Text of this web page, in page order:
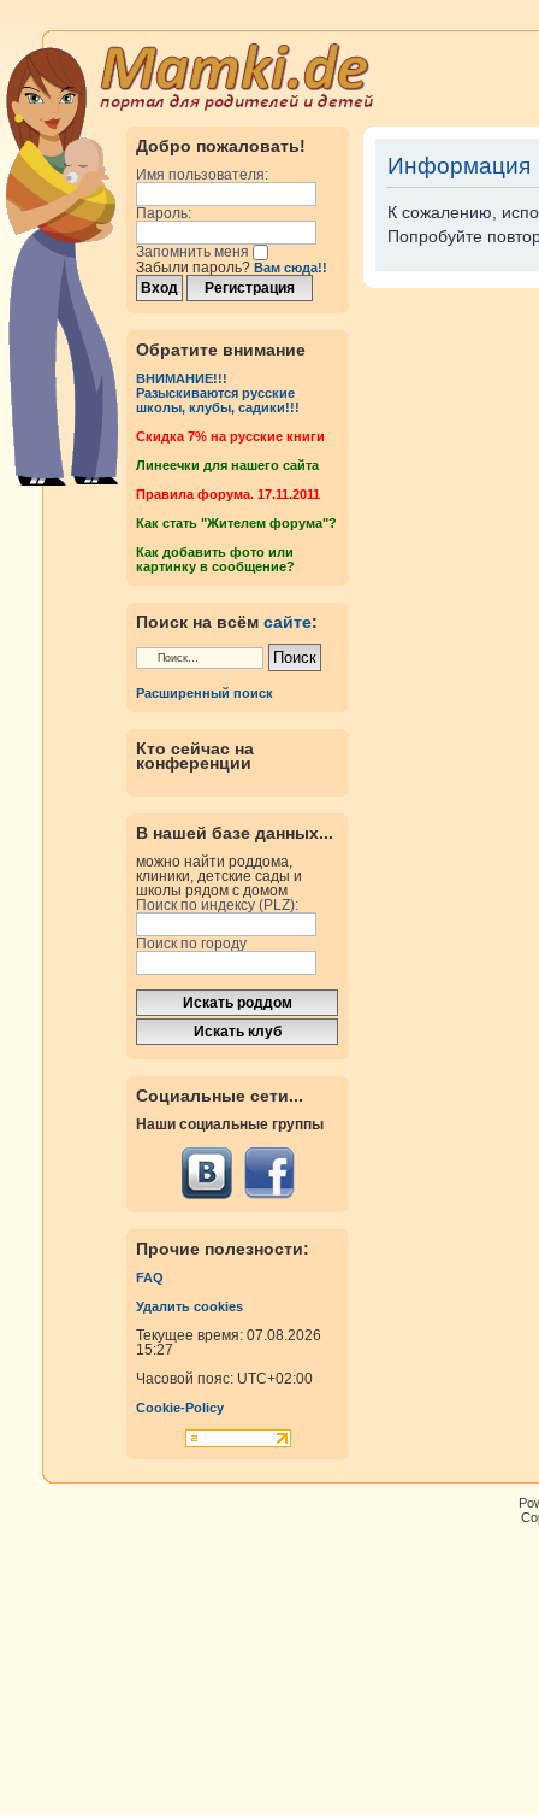
Добро пожаловать!
Имя пользователя:
Пароль:
Запомнить меня
Забыли пароль? Вам сюда!!
Обратите внимание
ВНИМАНИЕ!!!
Разыскиваются русские
школы, клубы, садики!!!
Cкидка 7% на русские книги
Линеечки для нашего сайта
Правила форума. 17.11.2011
Как стать "Жителем форума"?
Как добавить фото или
картинку в сообщение?
Поиск на всём сайте:
Расширенный поиск
Кто сейчас на
конференции
В нашей базе данных...
можно найти роддома,
клиники, детские сады и
школы рядом с домом
Поиск по индексу (PLZ):
Поиск по городу
Социальные сети...
Наши социальные группы
Прочие полезности:
FAQ
Удалить cookies
Текущее время: 07.08.2026
15:27
Часовой пояс: UTC+02:00
Cookie-Policy
Информация
К сожалению,
Попробуйте